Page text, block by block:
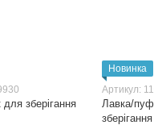
зберігання
Новинка
Артикул:
Лавка/